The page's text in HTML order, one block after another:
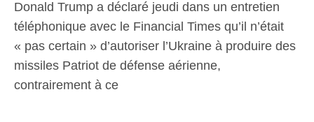
Donald Trump a déclaré jeudi dans un entretien
téléphonique avec le Financial Times qu’il n’était
« pas certain » d’autoriser l’Ukraine à produire des
missiles Patriot de défense aérienne,
contrairement à ce